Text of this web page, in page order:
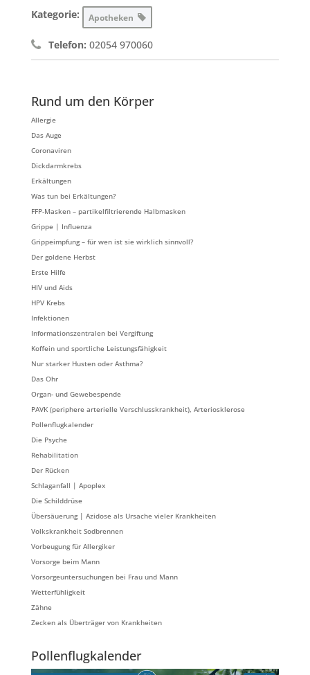
Kategorie:
Apotheken
Telefon: 02054 970060
Rund um den Körper
Allergie
Das Auge
Coronaviren
Dickdarmkrebs
Erkältungen
Was tun bei Erkältungen?
FFP-Masken – partikelfiltrierende Halbmasken
Grippe | Influenza
Grippeimpfung – für wen ist sie wirklich sinnvoll?
Der goldene Herbst
Erste Hilfe
HIV und Aids
HPV Krebs
Infektionen
Informationszentralen bei Vergiftung
Koffein und sportliche Leistungsfähigkeit
Nur starker Husten oder Asthma?
Das Ohr
Organ- und Gewebespende
PAVK (periphere arterielle Verschlusskrankheit), Arteriosklerose
Pollenflugkalender
Die Psyche
Rehabilitation
Der Rücken
Schlaganfall | Apoplex
Die Schilddrüse
Übersäuerung | Azidose als Ursache vieler Krankheiten
Volkskrankheit Sodbrennen
Vorbeugung für Allergiker
Vorsorge beim Mann
Vorsorgeuntersuchungen bei Frau und Mann
Wetterfühligkeit
Zähne
Zecken als Überträger von Krankheiten
Pollenflugkalender